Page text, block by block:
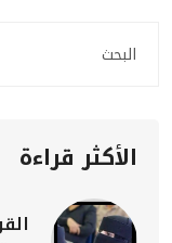
الأكثر قراءة